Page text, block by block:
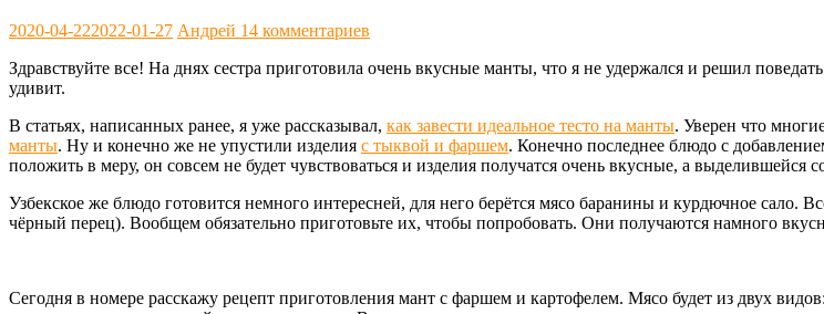
2020-04-222022-01-27 Андрей 14 комментариев
Здравствуйте все! На днях сестра приготовила очень вкусные манты, что я не удержался и решил
удивит.
В статьях, написанных ранее, я уже рассказывал, как завести идеальное тесто на манты. Уверен что
манты. Ну и конечно же не упустили изделия с тыквой и фаршем. Конечно последнее блюдо с
положить в меру, он совсем не будет чувствоваться и изделия получатся очень вкусные, а выделившейся
Узбекское же блюдо готовится немного интересней, для него берётся мясо баранины и курдючное сало.
чёрный перец). Вообщем обязательно приготовьте их, чтобы попробовать. Они получаются намного
Сегодня в номере расскажу рецепт приготовления мант с фаршем и картофелем. Мясо будет из двух